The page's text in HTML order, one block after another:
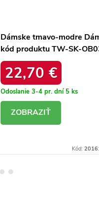
Dámske tmavo-modre
kód produktu TW-SK-
22,70 €
Odoslanie 3-4 pr. dní 5 ks
Kód: